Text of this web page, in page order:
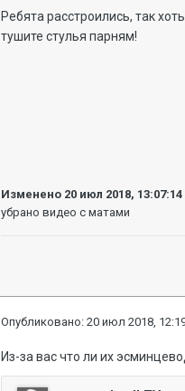
Ребята расстроились, так
тушите стулья парням!
Изменено 20 июл 2018, 13:07:14
убрано видео с матами
Опубликовано:20 июл 2018,
Из-за вас что ли их